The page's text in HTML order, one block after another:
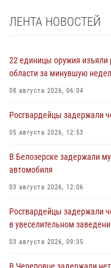
ЛЕНТА НОВОСТЕЙ
22 единицы оружия изъяли
области за минувшую
08 августа 2026, 06:04
Росгвардейцы задержали
05 августа 2026, 12:53
В Белозерске задержали
автомобиля
03 августа 2026, 12:06
Росгвардейцы задержали
в увеселительном
03 августа 2026, 09:35